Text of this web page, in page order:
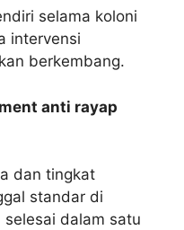
selama koloni
intervensi
berkembang.
anti rayap
dan tingkat
standar di
dalam satu